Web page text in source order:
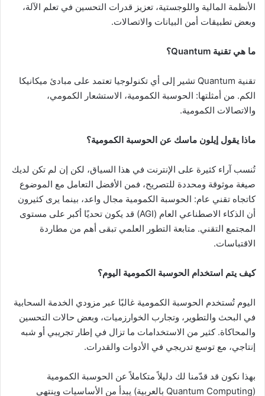
الأنظمة المالية واللوجستية، تعزيز قدرات التحسين في تعلم الآلة،
وبعض تطبيقات أمن البيانات والاتصالات.
ما هي تقنية Quantum؟
تقنية Quantum تشير إلى أي تكنولوجيا تعتمد على مبادئ ميكانيكا
الكم. من أمثلتها: الحوسبة الكمومية، الاستشعار الكمومي،
والاتصالات الكمومية.
ماذا يقول إيلون ماسك عن الحوسبة الكمومية؟
تُنسب آراء كثيرة على الإنترنت في هذا السياق، لكن إن لم تكن لديك
صيغة موثوقة ومحددة للتصريح، فمن الأفضل التعامل مع الموضوع
كاتجاه تقني عام: الحوسبة الكمومية مجال واعد، بينما يرى كثيرون
أن الذكاء الاصطناعي العام (AGI) قد يكون تحديًا أكبر على مستوى
المجتمع التقني. متابعة التطور العلمي تبقى أهم من مطاردة
الاقتباسات.
كيف يتم استخدام الحوسبة الكمومية اليوم؟
اليوم تُستخدم الحوسبة الكمومية غالبًا عبر مزودي الخدمة السحابية
في البحث والتطوير، وتجارب الخوارزميات، وبعض حالات التحسين
والمحاكاة. كثير من الاستخدامات ما تزال في إطار تجريبي أو شبه
إنتاجي، مع توسع تدريجي في الأدوات والقدرات.
بهذا نكون قد قدّمنا لك دليلاً متكاملاً عن الحوسبة الكمومية
(Quantum Computing بالعربية) يبدأ من الأساسيات وينتهي